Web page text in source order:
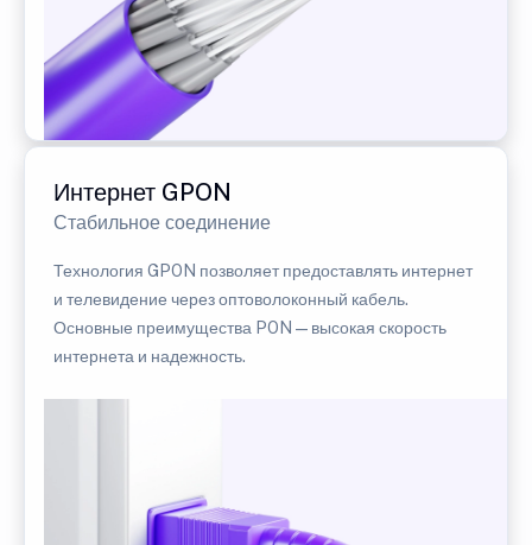
Интернет GPON
Стабильное соединение
Технология GPON позволяет предоставлять интернет
и телевидение через оптоволоконный кабель.
Основные преимущества PON — высокая скорость
интернета и надежность.